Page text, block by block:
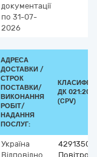
документації
по 31-07-
2026
АДРЕСА
ДОСТАВКИ /
СТРОК
ПОСТАВКИ/
ВИКОНАННЯ
РОБІТ/
НАДАННЯ
ПОСЛУГ:
ДК 021:2015
(CPV)
Україна
Відповідно